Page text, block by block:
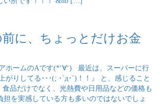
に、ちょっとだけお金
ホームのAです(*‘∀‘) 最近は、スーパーに行
がりしてる･･･(; ･`д･´)！！』 と、感じること
品だけでなく、光熱費や日用品などの価格も
担を実感している方も多いのではないでしょ